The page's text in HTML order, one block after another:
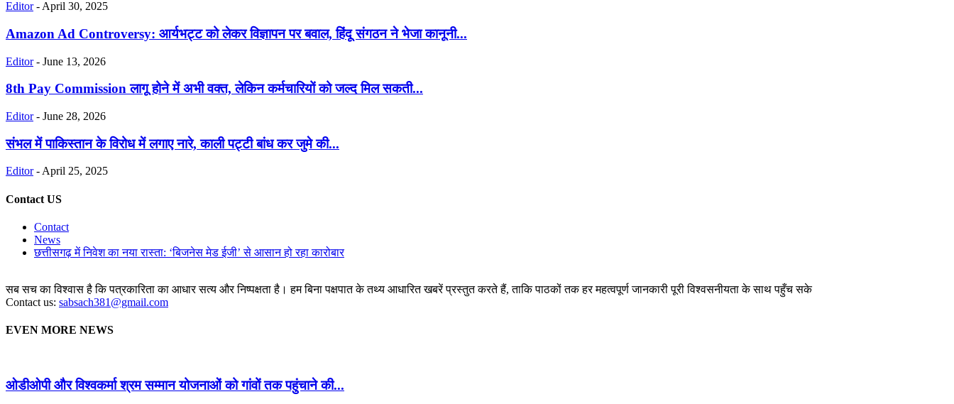
Editor - April 30, 2025
Amazon Ad Controversy: आर्यभट्ट को लेकर विज्ञापन पर बवाल, हिंदू संगठन ने भेजा कानूनी...
Editor - June 13, 2026
8th Pay Commission लागू होने में अभी वक्त, लेकिन कर्मचारियों को जल्द मिल सकती...
Editor - June 28, 2026
संभल में पाकिस्तान के विरोध में लगाए नारे, काली पट्टी बांध कर जुमे की...
Editor -April 25, 2025
Contact US
Contact
News
छत्तीसगढ़ में निवेश का नया रास्ता: ‘बिजनेस मेड ईजी’ से आसान हो रहा कारोबार
सब सच का विश्वास है कि पत्रकारिता का आधार सत्य और निष्पक्षता है। हम बिना पक्षपात के तथ्य आधारित खबरें प्रस्तुत करते हैं, ताकि पाठकों तक हर महत्वपूर्ण जानकारी पूरी विश्वसनीयता के साथ पहुँच सके
Contact us: sabsach381@gmail.com
EVEN MORE NEWS
ओडीओपी और विश्वकर्मा श्रम सम्मान योजनाओं को गांवों तक पहुंचाने की...